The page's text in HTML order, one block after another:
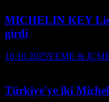
MICHELIN KEY
girdi
10.10.2025YEME &
Türkiye'ye iki